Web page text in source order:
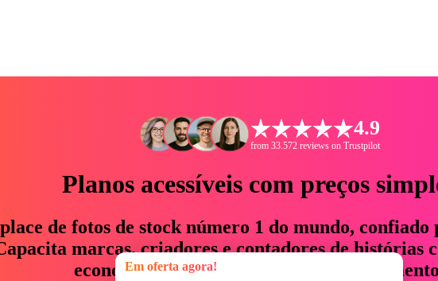
4.9
from 33.572 reviews on Trustpilot
Planos acessíveis com preços
de fotos de stock número 1 do mundo, confiado
marcas, criadores e contadores de histórias
economizam até 76% em tempo e
Em oferta agora!